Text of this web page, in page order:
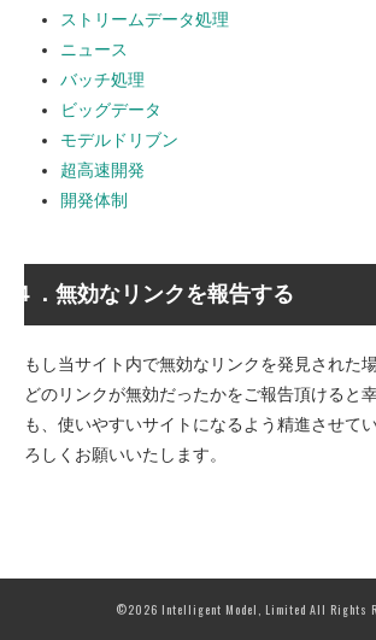
ストリームデータ処理
ニュース
バッチ処理
ビッグデータ
モデルドリブン
超高速開発
開発体制
４．無効なリンクを報告する
もし当サイト内で無効なリンクを発見された
どのリンクが無効だったかをご報告頂けると
も、使いやすいサイトになるよう精進させて
ろしくお願いいたします。
©2026 Intelligent Model, Limited All Rights